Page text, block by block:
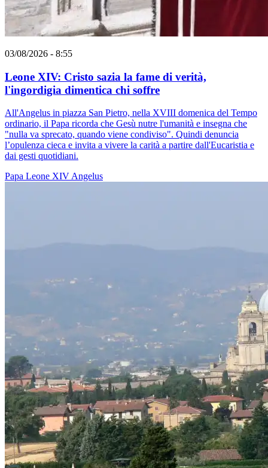
03/08/2026 - 8:55
Leone XIV: Cristo sazia la fame di verità,
l'ingordigia dimentica chi soffre
All'Angelus in piazza San Pietro, nella XVIII domenica del Tempo
ordinario, il Papa ricorda che Gesù nutre l'umanità e insegna che
"nulla va sprecato, quando viene condiviso". Quindi denuncia
l’opulenza cieca e invita a vivere la carità a partire dall'Eucaristia e
dai gesti quotidiani.
Papa Leone XIVAngelus